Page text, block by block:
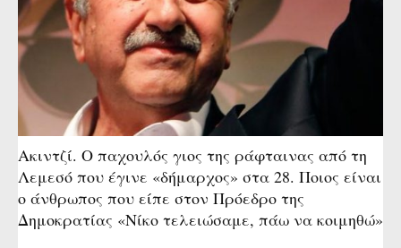
Ακιντζί. Ο παχουλός γιος της ράφταινας από τη
Λεμεσό που έγινε «δήμαρχος» στα 28. Ποιος είναι
ο άνθρωπος που είπε στον Πρόεδρο της
Δημοκρατίας «Νίκο τελειώσαμε, πάω να κοιμηθώ»